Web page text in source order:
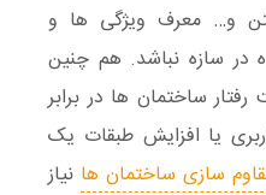
و… معرف ویژگی ها و
سازه نباشد. هم چنین
رفتار ساختمان ها در برابر
یا افزایش طبقات یک
سازی ساختمان ها نیاز